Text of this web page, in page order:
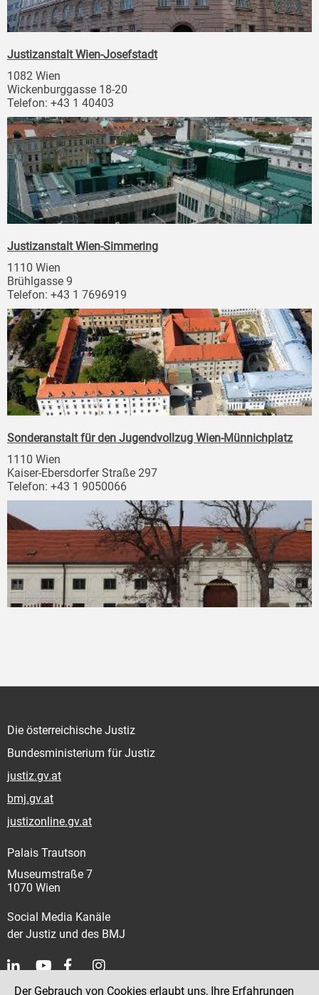
Justizanstalt Wien-Josefstadt
1082 Wien
Wickenburggasse 18-20
Telefon: +43 1 40403
Justizanstalt Wien-Simmering
1110 Wien
Brühlgasse 9
Telefon: +43 1 7696919
Sonderanstalt für den Jugendvollzug Wien-Münnichplatz
1110 Wien
Kaiser-Ebersdorfer Straße 297
Telefon: +43 1 9050066
Die österreichische Justiz
Bundesministerium für Justiz
justiz.gv.at
bmj.gv.at
justizonline.gv.at
Palais Trautson
Museumstraße 7
1070 Wien
Social Media Kanäle
der Justiz und des BMJ
Der Gebrauch von Cookies erlaubt uns, Ihre Erfahrungen